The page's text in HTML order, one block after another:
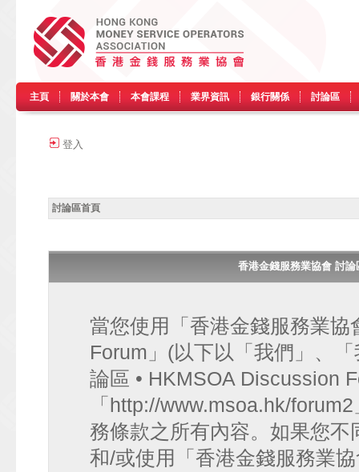
主頁 關於本會 本會課程 業界資訊 銀行關係 討論區
登入
討論區首頁
香港金錢服務業協會 討
當您使用「香港金錢服務業
Forum」(以下以「我們」、
論區 • HKMSOA Discussion
「http://www.msoa.hk/
務條款之所有內容。如果您
和/或使用「香港金錢服務業